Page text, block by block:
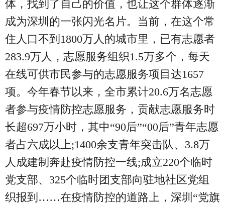
体，找到了自己的价值，也让这个群体逐渐
成为深圳的一张闪光名片。当前，在这个常
住人口不到1800万人的城市里，已有志愿者
283.9万人，志愿服务组织1.5万多个，每天
在线可供市民参与的志愿服务项目达1657
项。今年春节以来，全市累计20.6万名志愿
者参与疫情防控志愿服务，贡献志愿服务时
长超697万小时，其中“90后”“00后”青年志愿
者占六成以上;1400余支青年突击队、3.8万
人成建制奔赴疫情防控一线;成立220个临时
党支部、325个临时团支部向驻地社区党组
织报到……在疫情防控的道路上，深圳“党旗